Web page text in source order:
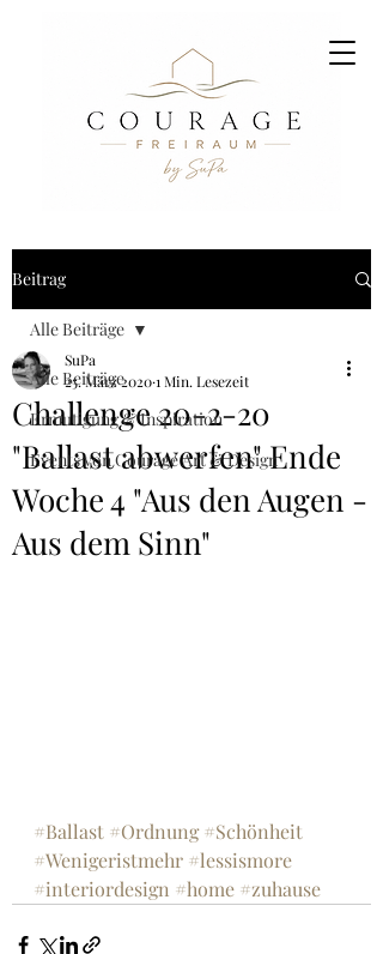
Beitrag
Alle Beiträge
Ermutigung & Inspiration
Events von Courage Art & Design
Alle Beiträge
Challenge 20-2-20
"Ballast abwerfen" Ende
Woche 4 "Aus den Augen -
Aus dem Sinn"
SuPa
25. März 20201 Min. Lesezeit
#Ballast #Ordnung #Schönheit
#Wenigeristmehr #lessismore
#interiordesign #home #zuhause